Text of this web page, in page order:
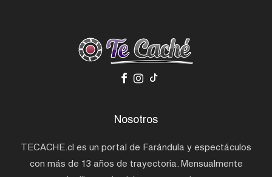
Nosotros
TECACHE.cl es un portal de Farándula y espectáculos
con más de 13 años de trayectoria. Mensualmente